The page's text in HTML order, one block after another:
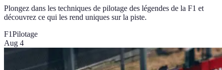
Plongez dans les techniques de pilotage des légendes de la F1 et
découvrez ce qui les rend uniques sur la piste.
F1Pilotage
Aug 4